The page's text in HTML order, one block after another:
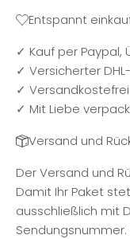
Entspannt
✓ Kauf per Paypal,
✓ Versicherter
✓
✓ Mit Liebe
Versand und
Der Versand und
Damit Ihr Paket
ausschließlich mit